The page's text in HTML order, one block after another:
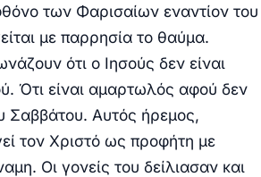
των Φαρισαίων εναντίον του
με παρρησία το θαύμα.
ότι ο Ιησούς δεν είναι
Ότι είναι αμαρτωλός αφού δεν
Σαββάτου. Αυτός ήρεμος,
τον Χριστό ως προφήτη με
Οι γονείς του δείλιασαν και